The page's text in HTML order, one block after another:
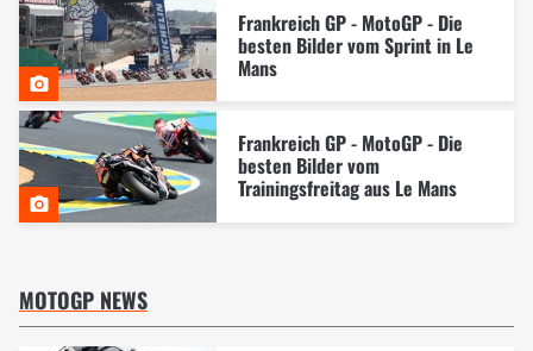
Frankreich GP - MotoGP - Die
besten Bilder vom Sprint in Le
Mans
Frankreich GP - MotoGP - Die
besten Bilder vom
Trainingsfreitag aus Le Mans
MOTOGP NEWS